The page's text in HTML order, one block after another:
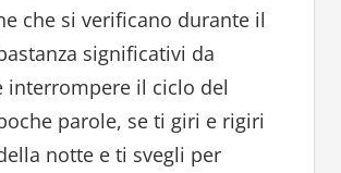
che si verificano durante il
significativi da
interrompere il ciclo del
parole, se ti giri e rigiri
notte e ti svegli per